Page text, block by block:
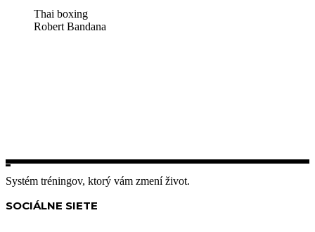
Thai boxing
Robert Bandana
Systém tréningov, ktorý vám zmení život.
SOCIÁLNE SIETE